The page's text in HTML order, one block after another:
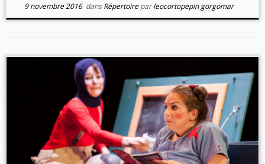
9 novembre 2016dansRépertoireparleocortopepin gorgomar